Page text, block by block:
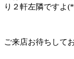
り２軒左隣ですよ
ご来店お待ちして